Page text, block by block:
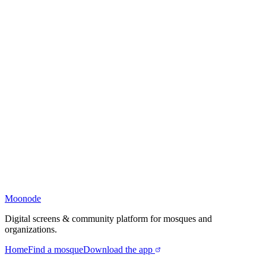
Moonode
Digital screens & community platform for mosques and
organizations.
HomeFind a mosqueDownload the app